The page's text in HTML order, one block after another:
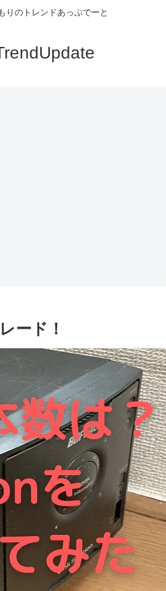
りのトレンドあっぷでーと
ード！